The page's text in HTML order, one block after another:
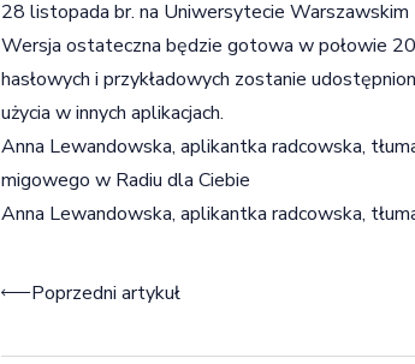
28 listopada br. na Uniwersytecie
Wersja ostateczna będzie gotowa w połowie
hasłowych i przykładowych zostanie
użycia w innych aplikacjach.
Anna Lewandowska, aplikantka radcowska,
migowego w Radiu dla Ciebie
Anna Lewandowska, aplikantka radcowska,
Nawigacja wpisu
Poprzedni artykuł